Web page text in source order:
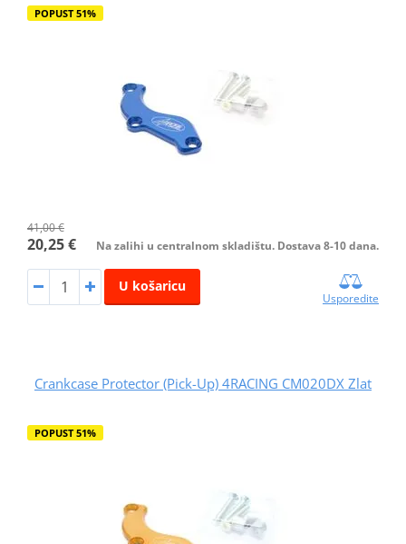
POPUST 51%
41,00 €
20,25 € Na zalihi u centralnom skladištu. Dostava 8-10 dana.
U košaricu
Usporedite
Crankcase Protector (Pick-Up) 4RACING CM020DX Zlat
POPUST 51%